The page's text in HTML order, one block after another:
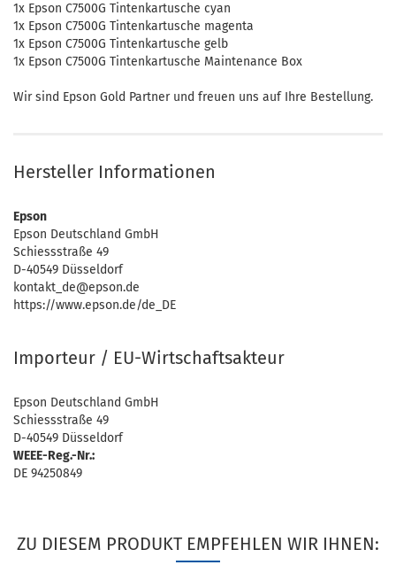
1x Epson C7500G Tintenkartusche cyan
1x Epson C7500G Tintenkartusche magenta
1x Epson C7500G Tintenkartusche gelb
1x Epson C7500G Tintenkartusche Maintenance Box
Wir sind Epson Gold Partner und freuen uns auf Ihre Bestellung.
Hersteller Informationen
Epson
Epson Deutschland GmbH
Schiessstraße 49
D-40549 Düsseldorf
kontakt_de@epson.de
https://www.epson.de/de_DE
Importeur / EU-Wirtschaftsakteur
Epson Deutschland GmbH
Schiessstraße 49
D-40549 Düsseldorf
WEEE-Reg.-Nr.:
DE 94250849
ZU DIESEM PRODUKT EMPFEHLEN WIR IHNEN: